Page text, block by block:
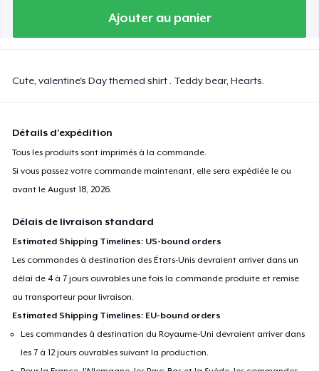
Ajouter au panier
Cute, valentine's Day themed shirt . Teddy bear, Hearts.
Détails d'expédition
Tous les produits sont imprimés à la commande.
Si vous passez votre commande maintenant, elle sera expédiée le ou
avant leAugust 18, 2026.
Délais de livraison standard
Estimated Shipping Timelines: US-bound orders
Les commandes à destination des États-Unis devraient arriver dans un
délai de 4 à 7 jours ouvrables une fois la commande produite et remise
au transporteur pour livraison.
Estimated Shipping Timelines: EU-bound orders
Les commandes à destination du Royaume-Uni devraient arriver dans
les 7 à 12 jours ouvrables suivant la production.
Tru Transfer Printed Unisex Premium Hoodie
Classic Long Sleeve Tee